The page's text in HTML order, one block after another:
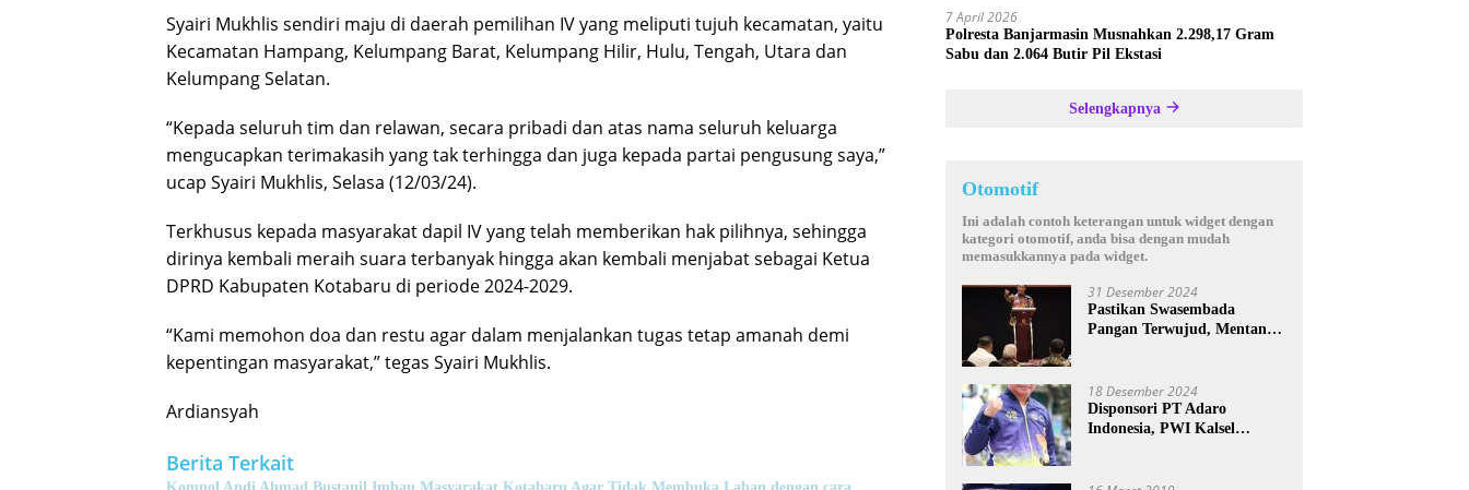
Syairi Mukhlis sendiri maju di daerah pemilihan IV yang meliputi tujuh kecamatan, yaitu
Kecamatan Hampang, Kelumpang Barat, Kelumpang Hilir, Hulu, Tengah, Utara dan
Kelumpang Selatan.
“Kepada seluruh tim dan relawan, secara pribadi dan atas nama seluruh keluarga
mengucapkan terimakasih yang tak terhingga dan juga kepada partai pengusung saya,”
ucap Syairi Mukhlis, Selasa (12/03/24).
Terkhusus kepada masyarakat dapil IV yang telah memberikan hak pilihnya, sehingga
dirinya kembali meraih suara terbanyak hingga akan kembali menjabat sebagai Ketua
DPRD Kabupaten Kotabaru di periode 2024-2029.
“Kami memohon doa dan restu agar dalam menjalankan tugas tetap amanah demi
kepentingan masyarakat,” tegas Syairi Mukhlis.
Ardiansyah
Berita Terkait
7 April 2026
Polresta Banjarmasin Musnahkan 2.298,17 Gram
Sabu dan 2.064 Butir Pil Ekstasi
Selengkapnya
Otomotif
Ini adalah contoh keterangan untuk widget dengan
kategori otomotif, anda bisa dengan mudah
memasukkannya pada widget.
31 Desember 2024
Pastikan Swasembada
Pangan Terwujud, Mentan
18 Desember 2024
Disponsori PT Adaro
Indonesia, PWI Kalsel